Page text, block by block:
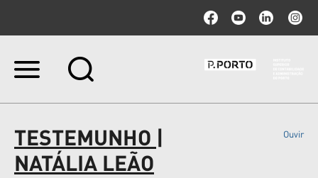
Ir
Ir
para
a
navegação
TESTEMUNHO |
NATÁLIA LEÃO
Ouvir